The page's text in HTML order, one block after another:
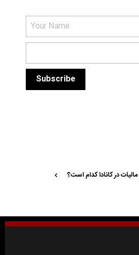
در کانادا کدام است؟